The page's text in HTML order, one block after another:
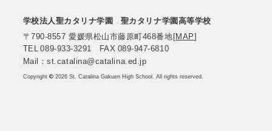
学校法人聖カタリナ学園
聖カタリナ学園高等学校
〒790-8557 愛媛県松山市藤原町468番地[MAP]
TEL 089-933-3291 FAX 089-947-6810
Mail：st.catalina@catalina.ed.jp
Copyright ©2026 St. Catalina Gakuen High School. All rights reserved.